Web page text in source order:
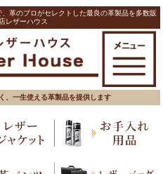
革のプロがセレクトした最良の革製品を多数販
レザーハウス
、一生使える革製品を提供します